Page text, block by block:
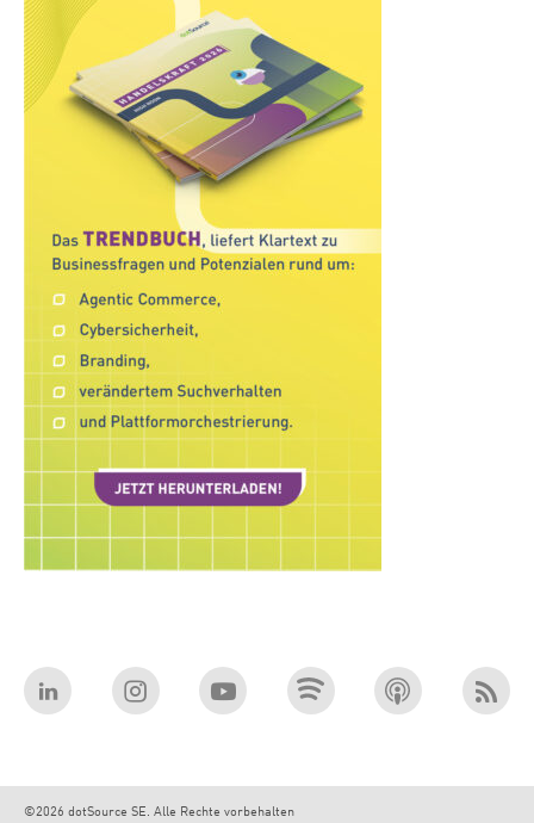
©2026 dotSource SE. Alle Rechte vorbehalten